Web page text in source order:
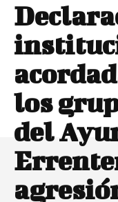
los
del